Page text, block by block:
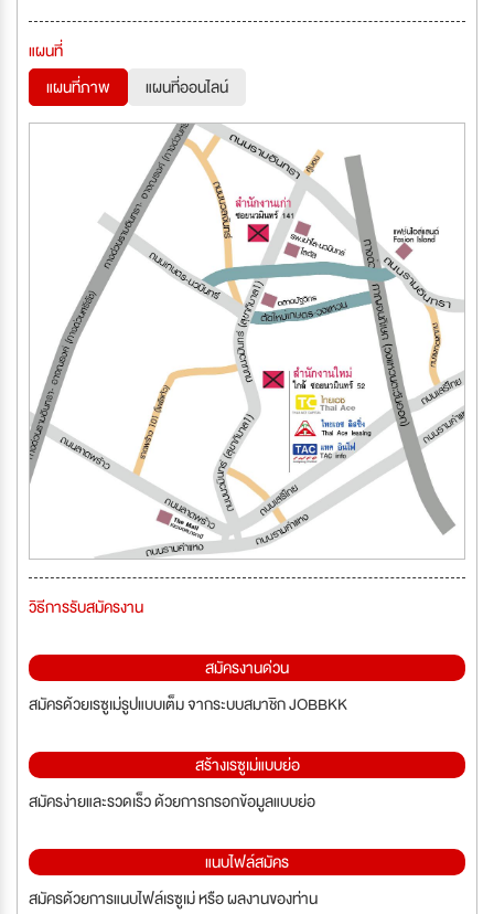
แผนที่
แผนที่ภาพ
แผนที่ออนไลน์
วิธีการรับสมัครงาน
สมัครงานด่วน
สมัครด้วยเรซูเม่รูปแบบเต็ม จากระบบสมาชิก JOBBKK
สร้างเรซูเม่แบบย่อ
สมัครง่ายและรวดเร็ว ด้วยการกรอกข้อมูลแบบย่อ
แนบไฟล์สมัคร
สมัครด้วยการแนบไฟล์เรซูเม่ หรือ ผลงานของท่าน